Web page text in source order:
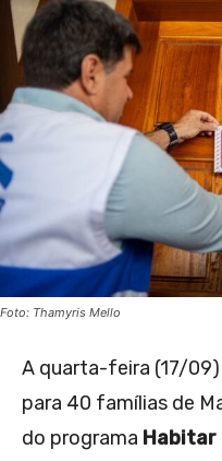
Foto: Thamyris Mello
A quarta-feira (17/
para 40 famílias de
do programa Habitar